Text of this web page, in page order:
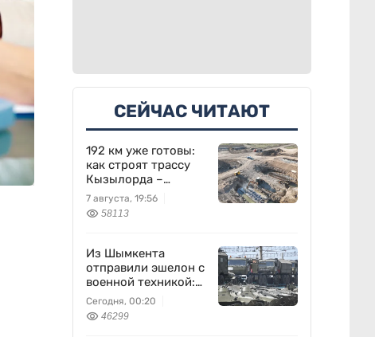
СЕЙЧАС ЧИТАЮТ
192 км уже готовы:
как строят трассу
Кызылорда –
Жезказган
7 августа, 19:56
58113
Из Шымкента
отправили эшелон с
военной техникой:
что известно
Сегодня, 00:20
46299